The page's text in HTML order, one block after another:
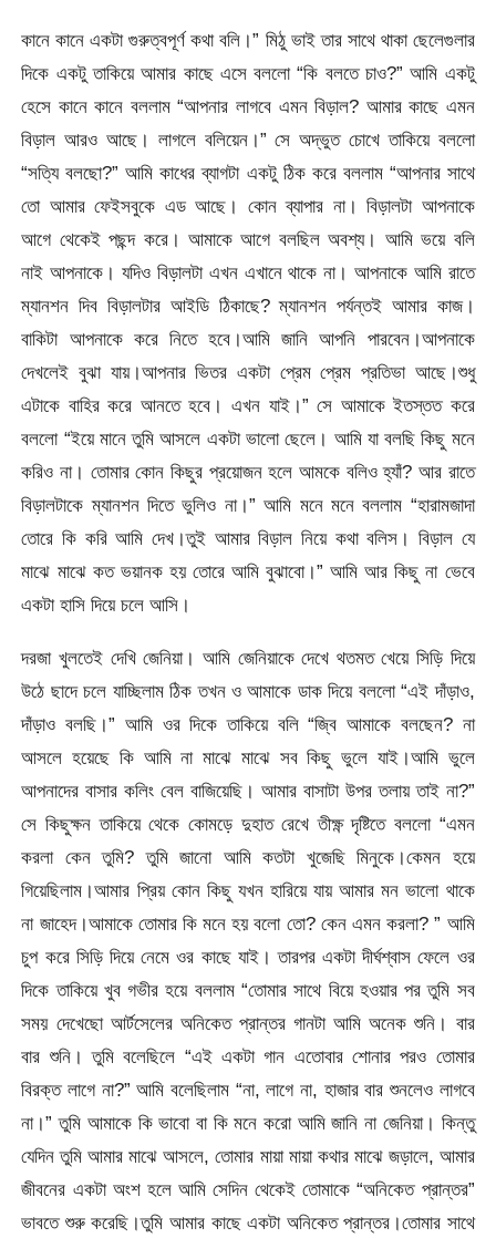
কানে কানে একটা গুরুত্বপূর্ণ কথা বলি।” মিঠু ভাই তার সাথে থাকা ছেলেগুলার
দিকে একটু তাকিয়ে আমার কাছে এসে বললো “কি বলতে চাও?” আমি একটু
হেসে কানে কানে বললাম “আপনার লাগবে এমন বিড়াল? আমার কাছে এমন
বিড়াল আরও আছে। লাগলে বলিয়েন।” সে অদ্ভুত চোখে তাকিয়ে বললো
“সত্যি বলছো?” আমি কাধের ব্যাগটা একটু ঠিক করে বললাম “আপনার সাথে
তো আমার ফেইসবুকে এড আছে। কোন ব্যাপার না। বিড়ালটা আপনাকে
আগে থেকেই পছন্দ করে। আমাকে আগে বলছিল অবশ্য। আমি ভয়ে বলি
নাই আপনাকে। যদিও বিড়ালটা এখন এখানে থাকে না। আপনাকে আমি রাতে
ম্যানশন দিব বিড়ালটার আইডি ঠিকাছে? ম্যানশন পর্যন্তই আমার কাজ।
বাকিটা আপনাকে করে নিতে হবে।আমি জানি আপনি পারবেন।আপনাকে
দেখলেই বুঝা যায়।আপনার ভিতর একটা প্রেম প্রেম প্রতিভা আছে।শুধু
এটাকে বাহির করে আনতে হবে। এখন যাই।” সে আমাকে ইতস্তত করে
বললো “ইয়ে মানে তুমি আসলে একটা ভালো ছেলে। আমি যা বলছি কিছু মনে
করিও না। তোমার কোন কিছুর প্রয়োজন হলে আমকে বলিও হ্যাঁ? আর রাতে
বিড়ালটাকে ম্যানশন দিতে ভুলিও না।” আমি মনে মনে বললাম “হারামজাদা
তোরে কি করি আমি দেখ।তুই আমার বিড়াল নিয়ে কথা বলিস। বিড়াল যে
মাঝে মাঝে কত ভয়ানক হয় তোরে আমি বুঝাবো।” আমি আর কিছু না ভেবে
একটা হাসি দিয়ে চলে আসি।
দরজা খুলতেই দেখি জেনিয়া। আমি জেনিয়াকে দেখে থতমত খেয়ে সিড়ি দিয়ে
উঠে ছাদে চলে যাচ্ছিলাম ঠিক তখন ও আমাকে ডাক দিয়ে বললো “এই দাঁড়াও,
দাঁড়াও বলছি।” আমি ওর দিকে তাকিয়ে বলি “জ্বি আমাকে বলছেন? না
আসলে হয়েছে কি আমি না মাঝে মাঝে সব কিছু ভুলে যাই।আমি ভুলে
আপনাদের বাসার কলিং বেল বাজিয়েছি। আমার বাসাটা উপর তলায় তাই না?”
সে কিছুক্ষন তাকিয়ে থেকে কোমড়ে দুহাত রেখে তীক্ষ্ণ দৃষ্টিতে বললো “এমন
করলা কেন তুমি? তুমি জানো আমি কতটা খুজেছি মিনুকে।কেমন হয়ে
গিয়েছিলাম।আমার প্রিয় কোন কিছু যখন হারিয়ে যায় আমার মন ভালো থাকে
না জাহেদ।আমাকে তোমার কি মনে হয় বলো তো? কেন এমন করলা? ” আমি
চুপ করে সিড়ি দিয়ে নেমে ওর কাছে যাই। তারপর একটা দীর্ঘশ্বাস ফেলে ওর
দিকে তাকিয়ে খুব গভীর হয়ে বললাম “তোমার সাথে বিয়ে হওয়ার পর তুমি সব
সময় দেখেছো আর্টসেলের অনিকেত প্রান্তর গানটা আমি অনেক শুনি। বার
বার শুনি। তুমি বলেছিলে “এই একটা গান এতোবার শোনার পরও তোমার
বিরক্ত লাগে না?” আমি বলেছিলাম “না, লাগে না, হাজার বার শুনলেও লাগবে
না।” তুমি আমাকে কি ভাবো বা কি মনে করো আমি জানি না জেনিয়া। কিন্তু
যেদিন তুমি আমার মাঝে আসলে, তোমার মায়া মায়া কথার মাঝে জড়ালে, আমার
জীবনের একটা অংশ হলে আমি সেদিন থেকেই তোমাকে “অনিকেত প্রান্তর”
ভাবতে শুরু করেছি।তুমি আমার কাছে একটা অনিকেত প্রান্তর।তোমার সাথে